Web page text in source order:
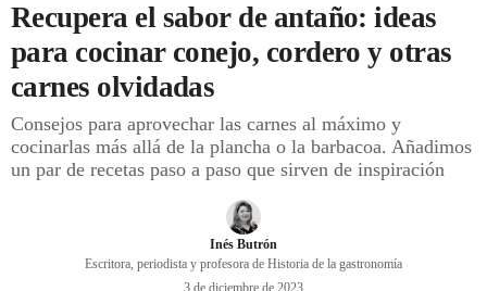
BARRAS Y ESTRELLAS
DÓNDE COMER
ÍDOLOS DE MESAS
CUADERNO DE VIAJE
MENÚ DEL DÍA
Recupera el sabor de antaño: ideas
para cocinar conejo, cordero y otras
carnes olvidadas
Consejos para aprovechar las carnes al máximo y
cocinarlas más allá de la plancha o la barbacoa. Añadimos
un par de recetas paso a paso que sirven de inspiración
Inés Butrón
Escritora, periodista y profesora de Historia de la gastronomía
3 de diciembre de 2023